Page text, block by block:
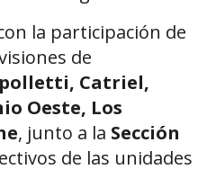
la participación de
de
Catriel,
Oeste, Los
, junto a la Sección
de las unidades